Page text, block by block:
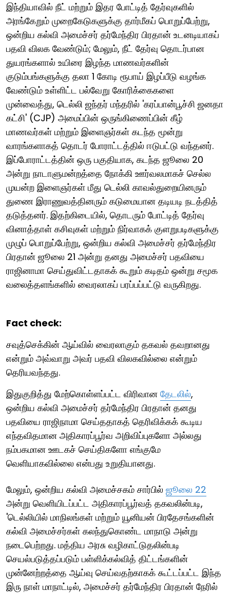
இந்தியாவில் நீட் மற்றும் இதர போட்டித் தேர்வுகளில்
அரங்கேறும் முறைகேடுகளுக்கு தார்மீகப் பொறுப்பேற்று,
ஒன்றிய கல்வி அமைச்சர் தர்மேந்திர பிரதான் உடனடியாகப்
பதவி விலக வேண்டும்; மேலும், நீட் தேர்வு தொடர்பான
துயரங்களால் உயிரை இழந்த மாணவர்களின்
குடும்பங்களுக்கு தலா 1 கோடி ரூபாய் இழப்பீடு வழங்க
வேண்டும் உள்ளிட்ட பல்வேறு கோரிக்கைகளை
முன்வைத்து, டெல்லி ஜந்தர் மந்தரில் 'கரப்பான்பூச்சி ஜனதா
கட்சி' (CJP) அமைப்பின் ஒருங்கிணைப்பின் கீழ்
மாணவர்கள் மற்றும் இளைஞர்கள் கடந்த மூன்று
வாரங்களாகத் தொடர் போராட்டத்தில் ஈடுபட்டு வந்தனர்.
இப்போராட்டத்தின் ஒரு பகுதியாக, கடந்த ஜூலை 20
அன்று நாடாளுமன்றத்தை நோக்கி ஊர்வலமாகச் செல்ல
முயன்ற இளைஞர்கள் மீது டெல்லி காவல்துறையினரும்
துணை இராணுவத்தினரும் கடுமையான தடியடி நடத்தித்
தடுத்தனர். இதற்கிடையில், தொடரும் போட்டித் தேர்வு
வினாத்தாள் கசிவுகள் மற்றும் நிர்வாகக் குளறுபடிகளுக்கு
முழுப் பொறுப்பேற்று, ஒன்றிய கல்வி அமைச்சர் தர்மேந்திர
பிரதான் ஜூலை 21 அன்று தனது அமைச்சர் பதவியை
ராஜினாமா செய்துவிட்டதாகக் கூறும் கடிதம் ஒன்று சமூக
வலைத்தளங்களில் வைரலாகப் பரப்பப்பட்டு வருகிறது.
Fact check:
சவுத்செக்கின் ஆய்வில் வைரலாகும் தகவல் தவறானது
என்றும் அவ்வாறு அவர் பதவி விலகவில்லை என்றும்
தெரியவந்தது.
இதுகுறித்து மேற்கொள்ளப்பட்ட விரிவான தேடலில்,
ஒன்றிய கல்வி அமைச்சர் தர்மேந்திர பிரதான் தனது
பதவியை ராஜிநாமா செய்ததாகத் தெரிவிக்கக் கூடிய
எந்தவிதமான அதிகாரப்பூர்வ அறிவிப்புகளோ அல்லது
நம்பகமான ஊடகச் செய்திகளோ எங்குமே
வெளியாகவில்லை என்பது உறுதியானது.
மேலும், ஒன்றிய கல்வி அமைச்சகம் சார்பில் ஜூலை 22
அன்று வெளியிடப்பட்ட அதிகாரப்பூர்வத் தகவலின்படி,
'டெல்லியில் மாநிலங்கள் மற்றும் யூனியன் பிரதேசங்களின்
கல்வி அமைச்சர்கள் கலந்துகொண்ட மாநாடு அன்று
நடைபெற்றது. மத்திய அரசு வழிகாட்டுதலின்படி
செயல்படுத்தப்படும் பள்ளிக்கல்வித் திட்டங்களின்
முன்னேற்றத்தை ஆய்வு செய்வதற்காகக் கூட்டப்பட்ட இந்த
இரு நாள் மாநாட்டில், அமைச்சர் தர்மேந்திர பிரதான் நேரில்